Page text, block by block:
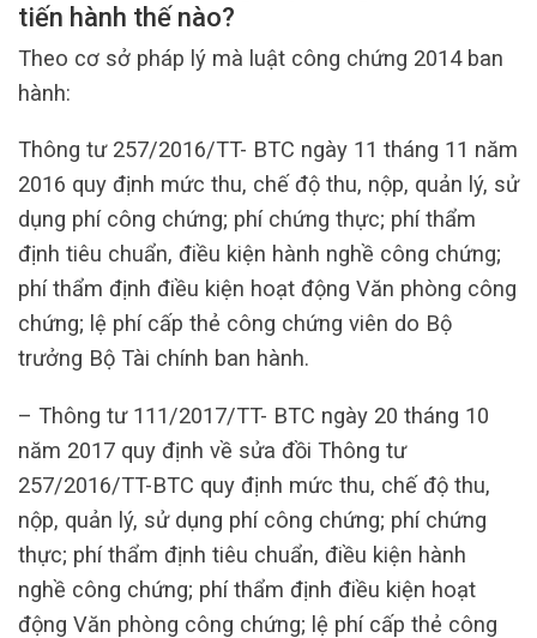
tiến hành thế nào?
Theo cơ sở pháp lý mà luật công chứng 2014 ban
hành:
Thông tư 257/2016/TT- BTC ngày 11 tháng 11 năm
2016 quy định mức thu, chế độ thu, nộp, quản lý, sử
dụng phí công chứng; phí chứng thực; phí thẩm
định tiêu chuẩn, điều kiện hành nghề công chứng;
phí thẩm định điều kiện hoạt động Văn phòng công
chứng; lệ phí cấp thẻ công chứng viên do Bộ
trưởng Bộ Tài chính ban hành.
– Thông tư 111/2017/TT- BTC ngày 20 tháng 10
năm 2017 quy định về sửa đồi Thông tư
257/2016/TT-BTC quy định mức thu, chế độ thu,
nộp, quản lý, sử dụng phí công chứng; phí chứng
thực; phí thẩm định tiêu chuẩn, điều kiện hành
nghề công chứng; phí thẩm định điều kiện hoạt
động Văn phòng công chứng; lệ phí cấp thẻ công